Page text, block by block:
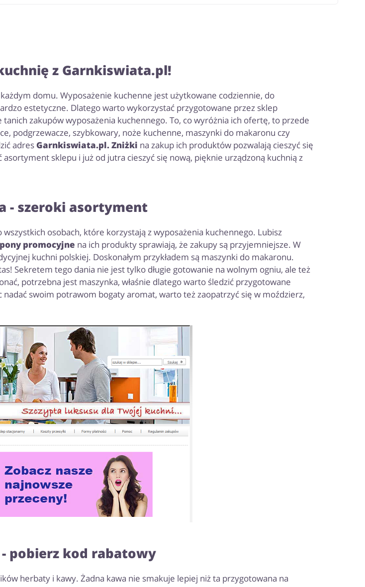
z Garnkiswiata.pl!
domu. Wyposażenie kuchenne jest użytkowane codziennie, do
estetyczne. Dlatego warto wykorzystać przygotowane przez sklep
zakupów wyposażenia kuchennego. To, co wyróżnia ich ofertę, to przede
podgrzewacze, szybkowary, noże kuchenne, maszynki do makaronu czy
adresGarnkiswiata.pl. Zniżki na zakup ich produktów pozwalają cieszyć się
sklepu i już od jutra cieszyć się nową, pięknie urządzoną kuchnią z
- szeroki asortyment
osobach, które korzystają z wyposażenia kuchennego. Lubisz
promocyjne na ich produkty sprawiają, że zakupy są przyjemniejsze. W
kuchni polskiej. Doskonałym przykładem są maszynki do makaronu.
Sekretem tego dania nie jest tylko długie gotowanie na wolnym ogniu, ale też
potrzebna jest maszynka, właśnie dlatego warto śledzić przygotowane
nadać swoim potrawom bogaty aromat, warto też zaopatrzyć się w moździerz,
pobierz kod rabatowy
herbaty i kawy. Żadna kawa nie smakuje lepiej niż ta przygotowana na